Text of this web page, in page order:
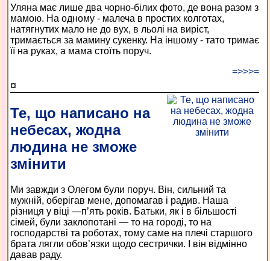
Уляна має лише два чорно-білих фото, де вона разом з
мамою. На одному - малеча в простих колготах,
натягнутих мало не до вух, в льолі на виріст,
тримається за мамину сукенку. На іншому - тато тримає
її на руках, а мама стоїть поруч.
=>>>=
¤
Те, що написано на
небесах, жодна
людина не зможе
змінити
Ми завжди з Олегом були поруч. Він, сильний та
мужній, оберігав мене, допомагав і радив. Наша
різниця у віці —п’ять років. Батьки, як і в більшості
сімей, були заклопотані — то на городі, то на
господарстві та роботах, тому саме на плечі старшого
брата лягли обов’язки щодо сестрички. І він відмінно
давав раду.